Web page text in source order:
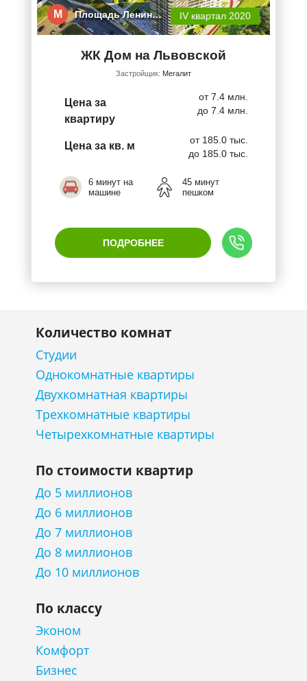
М Площадь Ленин… IV квартал 2020
ЖК Дом на Львовской
Застройщик: Мегалит
Цена за
квартиру
от 7.4 млн.
до 7.4 млн.
Цена за кв. м
от 185.0 тыс.
до 185.0 тыс.
6 минут на
машине
45 минут
пешком
ПОДРОБНЕЕ
Количество комнат
Студии
Однокомнатные квартиры
Двухкомнатная квартиры
Трехкомнатные квартиры
Четырехкомнатные квартиры
По стоимости квартир
До 5 миллионов
До 6 миллионов
До 7 миллионов
До 8 миллионов
До 10 миллионов
По классу
Эконом
Комфорт
Бизнес